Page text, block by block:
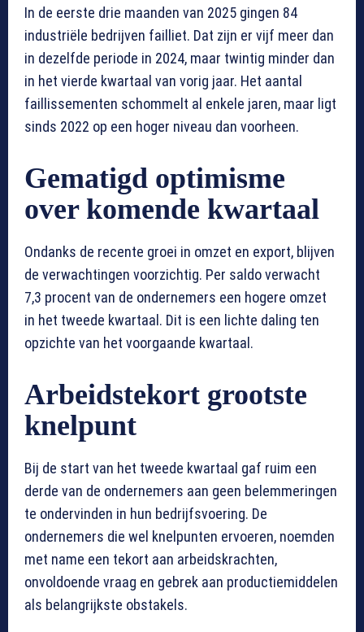
In de eerste drie maanden van 2025 gingen 84
industriële bedrijven failliet. Dat zijn er vijf meer dan
in dezelfde periode in 2024, maar twintig minder dan
in het vierde kwartaal van vorig jaar. Het aantal
faillissementen schommelt al enkele jaren, maar ligt
sinds 2022 op een hoger niveau dan voorheen.
Gematigd optimisme
over komende kwartaal
Ondanks de recente groei in omzet en export, blijven
de verwachtingen voorzichtig. Per saldo verwacht
7,3 procent van de ondernemers een hogere omzet
in het tweede kwartaal. Dit is een lichte daling ten
opzichte van het voorgaande kwartaal.
Arbeidstekort grootste
knelpunt
Bij de start van het tweede kwartaal gaf ruim een
derde van de ondernemers aan geen belemmeringen
te ondervinden in hun bedrijfsvoering. De
ondernemers die wel knelpunten ervoeren, noemden
met name een tekort aan arbeidskrachten,
onvoldoende vraag en gebrek aan productiemiddelen
als belangrijkste obstakels.